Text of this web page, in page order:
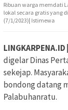
Ribuan warga memdati
lokal secara gratis yang
(7/1/2023)| Istimewa
LINGKARPENA.ID |
digelar Dinas
sekejap.
bondong datang
Palabuhanratu.